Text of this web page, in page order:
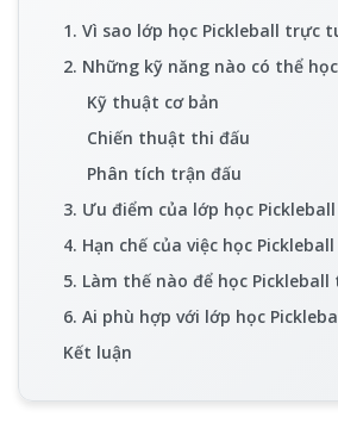
1. Vì sao lớp học Pickleball trực
2. Những kỹ năng nào có thể
Kỹ thuật cơ bản
Chiến thuật thi đấu
Phân tích trận đấu
3. Ưu điểm của lớp học
4. Hạn chế của việc học
5. Làm thế nào để học
6. Ai phù hợp với lớp học
Kết luận